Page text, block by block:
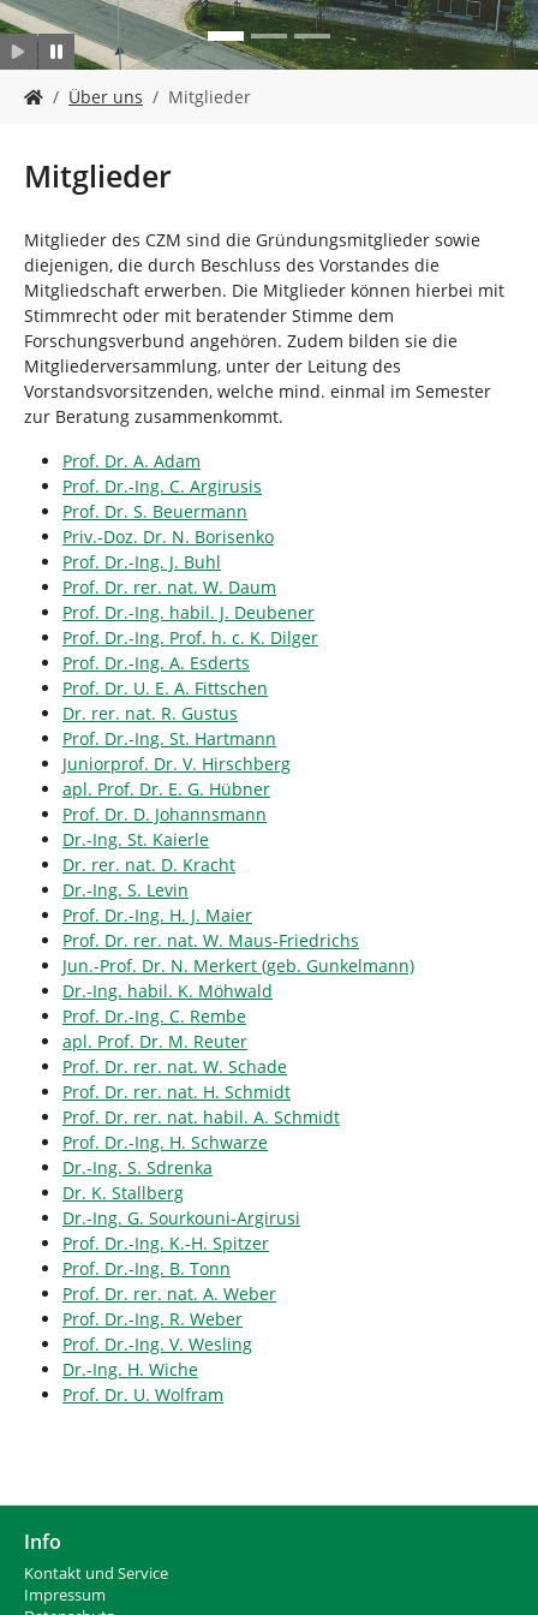
i
i
d
h
i
e
r
:
Über uns Mitglieder
Mitglieder
Mitglieder des CZM sind die Gründungsmitglieder sowie
diejenigen, die durch Beschluss des Vorstandes die
Mitgliedschaft erwerben. Die Mitglieder können hierbei mit
Stimmrecht oder mit beratender Stimme dem
Forschungsverbund angehören. Zudem bilden sie die
Mitgliederversammlung, unter der Leitung des
Vorstandsvorsitzenden, welche mind. einmal im Semester
zur Beratung zusammenkommt.
Prof. Dr. A. Adam
Prof. Dr.-Ing. C. Argirusis
Prof. Dr. S. Beuermann
Priv.-Doz. Dr. N. Borisenko
Prof. Dr.-Ing. J. Buhl
Prof. Dr. rer. nat. W. Daum
Prof. Dr.-Ing. habil. J. Deubener
Prof. Dr.-Ing. Prof. h. c. K. Dilger
Prof. Dr.-Ing. A. Esderts
Prof. Dr. U. E. A. Fittschen
Dr. rer. nat. R. Gustus
Prof. Dr.-Ing. St. Hartmann
Juniorprof. Dr. V. Hirschberg
apl. Prof. Dr. E. G. Hübner
Prof. Dr. D. Johannsmann
Dr.-Ing. St. Kaierle
Dr. rer. nat. D. Kracht
Dr.-Ing. S. Levin
Prof. Dr.-Ing. H. J. Maier
Prof. Dr. rer. nat. W. Maus-Friedrichs
Jun.-Prof. Dr. N. Merkert (geb. Gunkelmann)
Dr.-Ing. habil. K. Möhwald
Prof. Dr.-Ing. C. Rembe
apl. Prof. Dr. M. Reuter
Prof. Dr. rer. nat. W. Schade
Prof. Dr. rer. nat. H. Schmidt
Prof. Dr. rer. nat. habil. A. Schmidt
Prof. Dr.-Ing. H. Schwarze
Dr.-Ing. S. Sdrenka
Dr. K. Stallberg
Dr.-Ing. G. Sourkouni-Argirusi
Prof. Dr.-Ing. K.-H. Spitzer
Prof. Dr.-Ing. B. Tonn
Prof. Dr. rer. nat. A. Weber
Prof. Dr.-Ing. R. Weber
Prof. Dr.-Ing. V. Wesling
Dr.-Ing. H. Wiche
Prof. Dr. U. Wolfram
Info
Kontakt und Service
Impressum